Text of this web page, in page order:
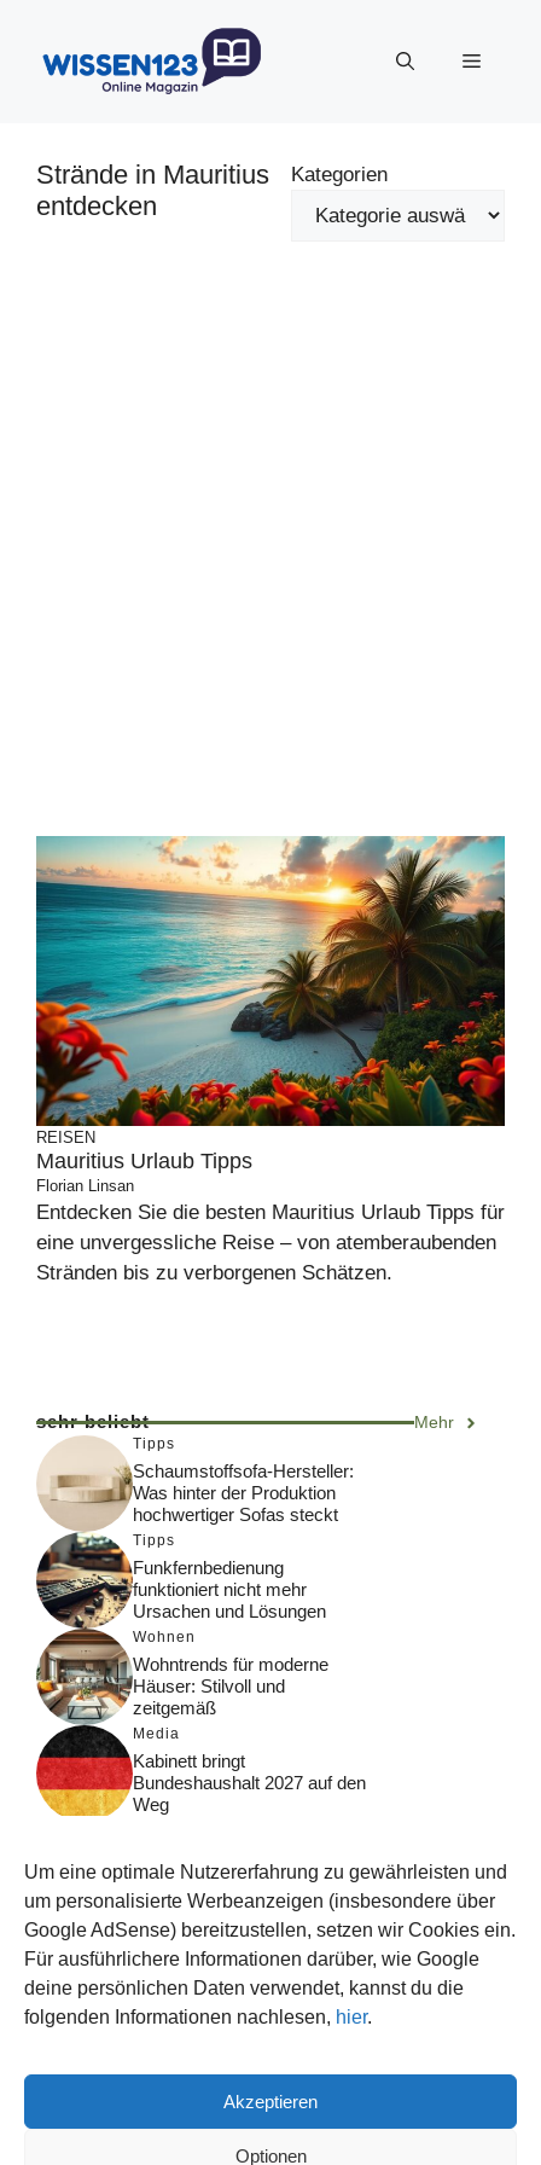
Um eine optimale Nutzererfahrung zu gewährleisten und
um personalisierte Werbeanzeigen (insbesondere über
Google AdSense) bereitzustellen, setzen wir Cookies ein.
Für ausführlichere Informationen darüber, wie Google
deine persönlichen Daten verwendet, kannst du die
folgenden Informationen nachlesen, hier.
Akzeptieren
Optionen
springen
Menü
Strände in Mauritius
entdecken
Kategorien
REISEN
Mauritius Urlaub Tipps
Florian Linsan
Entdecken Sie die besten Mauritius Urlaub Tipps für
eine unvergessliche Reise – von atemberaubenden
Stränden bis zu verborgenen Schätzen.
sehr beliebt Mehr
Tipps
Schaumstoffsofa-Hersteller:
Was hinter der Produktion
hochwertiger Sofas steckt
Tipps
Funkfernbedienung
funktioniert nicht mehr
Ursachen und Lösungen
Wohnen
Wohntrends für moderne
Häuser: Stilvoll und
zeitgemäß
Media
Kabinett bringt
Bundeshaushalt 2027 auf den
Weg
Funktionsweise, Prozesse
und Rankinglogik
Computer
Wieso habe ich im moment
kein Internet?
© 2026 WISSEN123.DE
IMPRESSUM
DATENSCHUTZ